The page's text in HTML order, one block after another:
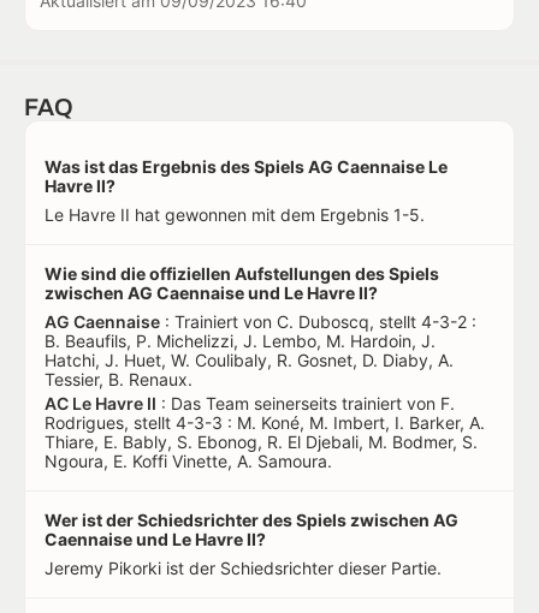
FAQ
Was ist das Ergebnis des Spiels AG Caennaise Le
Havre II?
Le Havre II hat gewonnen mit dem Ergebnis 1-5.
Wie sind die offiziellen Aufstellungen des Spiels
zwischen AG Caennaise und Le Havre II?
AG Caennaise : Trainiert von C. Duboscq, stellt 4-3-2 :
B. Beaufils, P. Michelizzi, J. Lembo, M. Hardoin, J.
Hatchi, J. Huet, W. Coulibaly, R. Gosnet, D. Diaby, A.
Tessier, B. Renaux.
AC Le Havre II : Das Team seinerseits trainiert von F.
Rodrigues, stellt 4-3-3 : M. Koné, M. Imbert, I. Barker, A.
Thiare, E. Bably, S. Ebonog, R. El Djebali, M. Bodmer, S.
Ngoura, E. Koffi Vinette, A. Samoura.
Wer ist der Schiedsrichter des Spiels zwischen AG
Caennaise und Le Havre II?
Jeremy Pikorki ist der Schiedsrichter dieser Partie.